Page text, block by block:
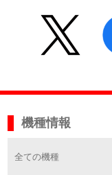
機種情報
全ての機種